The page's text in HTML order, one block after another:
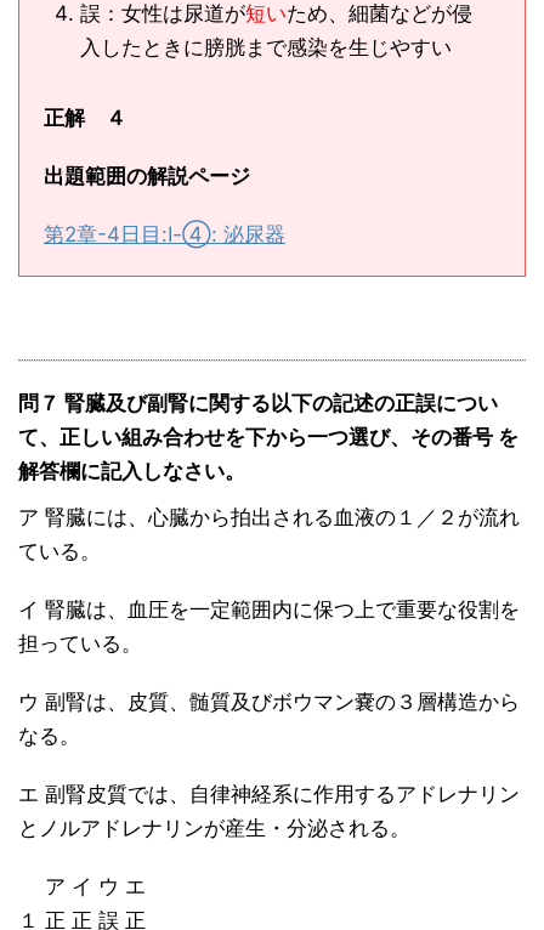
誤：女性は尿道が短いため、細菌などが侵
入したときに膀胱まで感染を生じやすい
正解 ４
出題範囲の解説ページ
第2章-4日目:Ⅰ-④: 泌尿器
問７ 腎臓及び副腎に関する以下の記述の正誤につい
て、正しい組み合わせを下から一つ選び、その番号 を
解答欄に記入しなさい。
ア 腎臓には、心臓から拍出される血液の１／２が流れ
ている。
イ 腎臓は、血圧を一定範囲内に保つ上で重要な役割を
担っている。
ウ 副腎は、皮質、髄質及びボウマン嚢の３層構造から
なる。
エ 副腎皮質では、自律神経系に作用するアドレナリン
とノルアドレナリンが産生・分泌される。
ア イ ウ エ
１ 正 正 誤 正